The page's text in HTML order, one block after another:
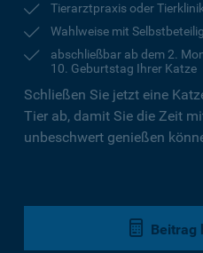
Tierarztpraxis oder
Wahlweise mit
abschließbar ab dem 2.
10. Geburtstag Ihrer Katze
Schließen Sie jetzt eine
Tier ab, damit Sie die Zeit
unbeschwert genießen
Beitrag